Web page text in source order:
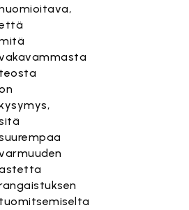
teosta
tuomitsemiselta